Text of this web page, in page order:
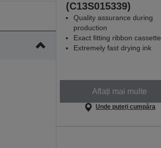
(C13S015339)
Quality assurance during
production
Exact fitting ribbon cassette
Extremely fast drying ink
Aflați mai multe
Unde puteți cumpăra